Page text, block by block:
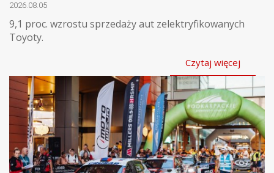
2026.08.05
9,1 proc. wzrostu sprzedaży aut zelektryfikowanych
Toyoty.
Czytaj więcej